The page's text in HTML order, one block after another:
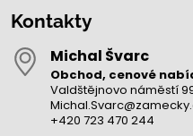
Kontakty
Michal Švarc
Obchod, cenové
Valdštějnovo náměstí
+420 723 470 244